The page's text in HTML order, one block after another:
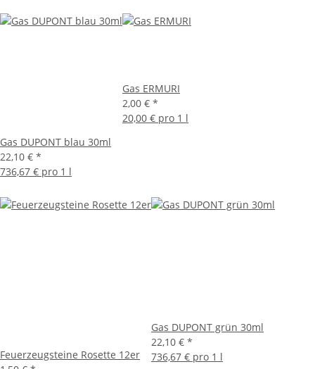
Gas DUPONT blau 30ml
22,10 € *
736,67 € pro 1 l
Gas ERMURI
2,00 € *
20,00 € pro 1 l
Feuerzeugsteine Rosette 12er
Gas DUPONT grün 30ml
22,10 € *
736,67 € pro 1 l